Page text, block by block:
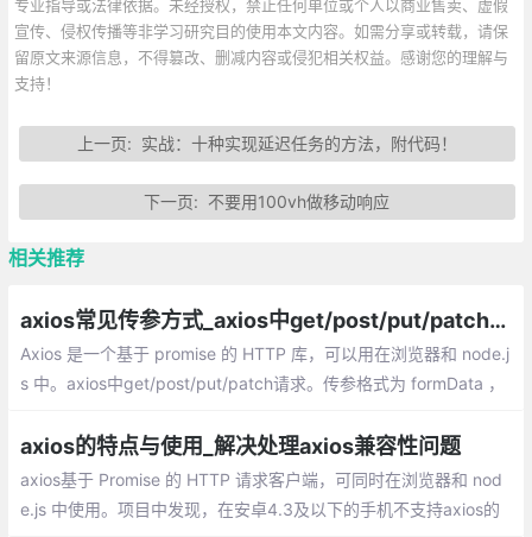
专业指导或法律依据。未经授权，禁止任何单位或个人以商业售卖、虚假
宣传、侵权传播等非学习研究目的使用本文内容。如需分享或转载，请保
留原文来源信息，不得篡改、删减内容或侵犯相关权益。感谢您的理解与
支持！
上一页: 实战：十种实现延迟任务的方法，附代码！
下一页: 不要用100vh做移动响应
相关推荐
axios常见传参方式_axios中get/post/put/patch请求
Axios 是一个基于 promise 的 HTTP 库，可以用在浏览器和 node.j
s 中。axios中get/post/put/patch请求。传参格式为 formData ，
axios的特点与使用_解决处理axios兼容性问题
axios基于 Promise 的 HTTP 请求客户端，可同时在浏览器和 nod
e.js 中使用。项目中发现，在安卓4.3及以下的手机不支持axios的